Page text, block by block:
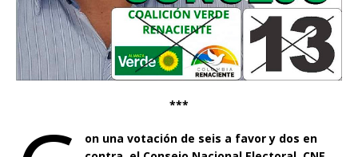
***
on una votación de seis a favor y dos en